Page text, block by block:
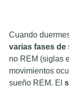
Cuando
varias fases de
no REM (siglas
movimientos
sueño REM. El